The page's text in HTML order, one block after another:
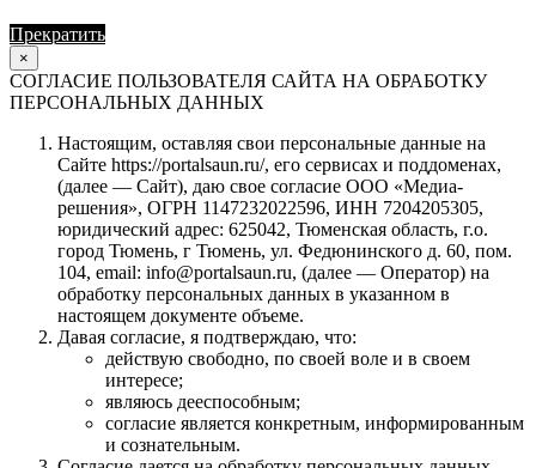
Прекратить
×
СОГЛАСИЕ ПОЛЬЗОВАТЕЛЯ САЙТА НА ОБРАБОТКУ
ПЕРСОНАЛЬНЫХ ДАННЫХ
Настоящим, оставляя свои персональные данные на
Сайте https://portalsaun.ru/, его сервисах и поддоменах,
(далее — Сайт), даю свое согласие ООО «Медиа-
решения», ОГРН 1147232022596, ИНН 7204205305,
юридический адрес: 625042, Тюменская область, г.о.
город Тюмень, г Тюмень, ул. Федюнинского д. 60, пом.
104, email: info@portalsaun.ru, (далее — Оператор) на
обработку персональных данных в указанном в
настоящем документе объеме.
Давая согласие, я подтверждаю, что:
действую свободно, по своей воле и в своем
интересе;
являюсь дееспособным;
согласие является конкретным, информированным
и сознательным.